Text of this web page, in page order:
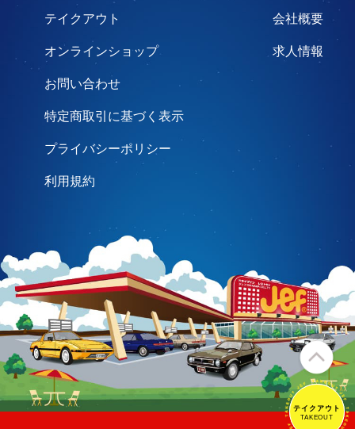
テイクアウト
TAKEOUT
テイクアウト
TAKEOUT
テイクアウト
オンラインショップ
会社概要
求人情報
お問い合わせ
特定商取引に基づく表示
プライバシーポリシー
利用規約